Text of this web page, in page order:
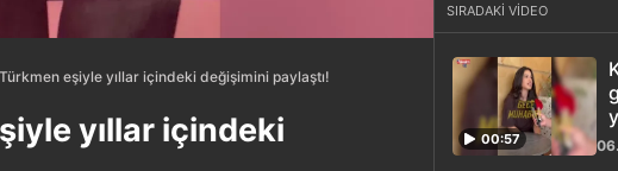
eşiyle yıllar içindeki değişimini paylaştı!
yıllar içindeki
SIRADAKİ VİDEO
00:57